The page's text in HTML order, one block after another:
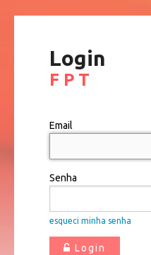
Login
F P T
Email
Senha
esqueci minha senha
Login